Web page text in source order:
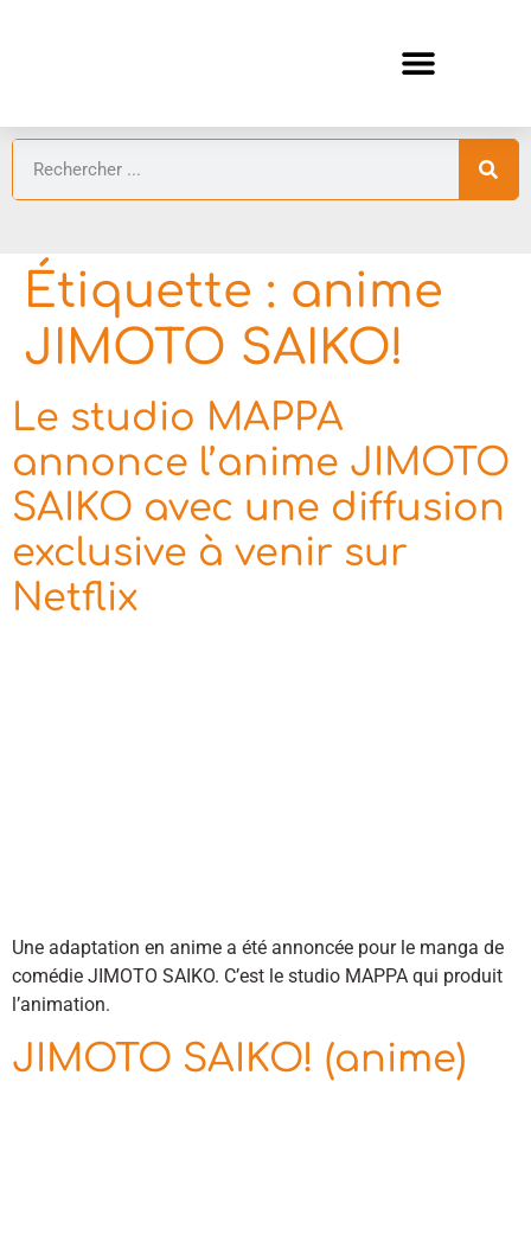
Étiquette : anime
JIMOTO SAIKO!
Le studio MAPPA
annonce l’anime JIMOTO
SAIKO avec une diffusion
exclusive à venir sur
Netflix
Une adaptation en anime a été annoncée pour le manga de
comédie JIMOTO SAIKO. C’est le studio MAPPA qui produit
l’animation.
JIMOTO SAIKO! (anime)